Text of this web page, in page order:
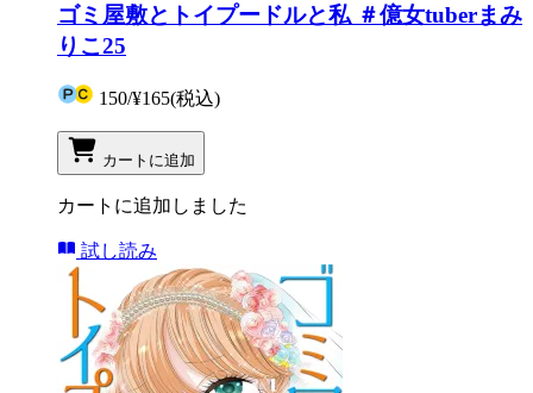
ゴミ屋敷とトイプードルと私 ＃億女tuberまみ
りこ25
150/¥165(税込)
カートに追加
カートに追加しました
試し読み